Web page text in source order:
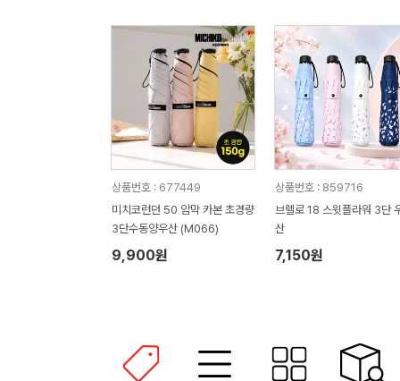
상품번호 : 677449
미치코런던 50 암막 카본 초경량
3단수동양우산 (M066)
9,900원
상품번호 : 859716
브렐로 18 스윗플라워 3단
산
7,150원